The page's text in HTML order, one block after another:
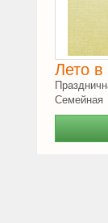
Лето
Семейная